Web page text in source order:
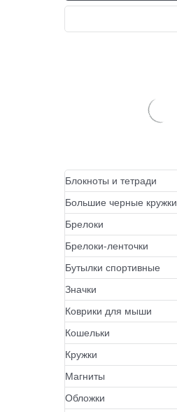
Блокноты и тетради
Большие черные кружки
Брелоки
Брелоки-ленточки
Бутылки спортивные
Значки
Коврики для мыши
Кошельки
Кружки
Магниты
Обложки